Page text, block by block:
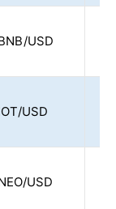
USD
USD
USD